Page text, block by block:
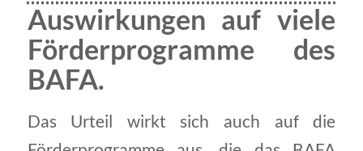
Auswirkungen auf viele
Förderprogramme des
BAFA.
Das Urteil wirkt sich auch auf die